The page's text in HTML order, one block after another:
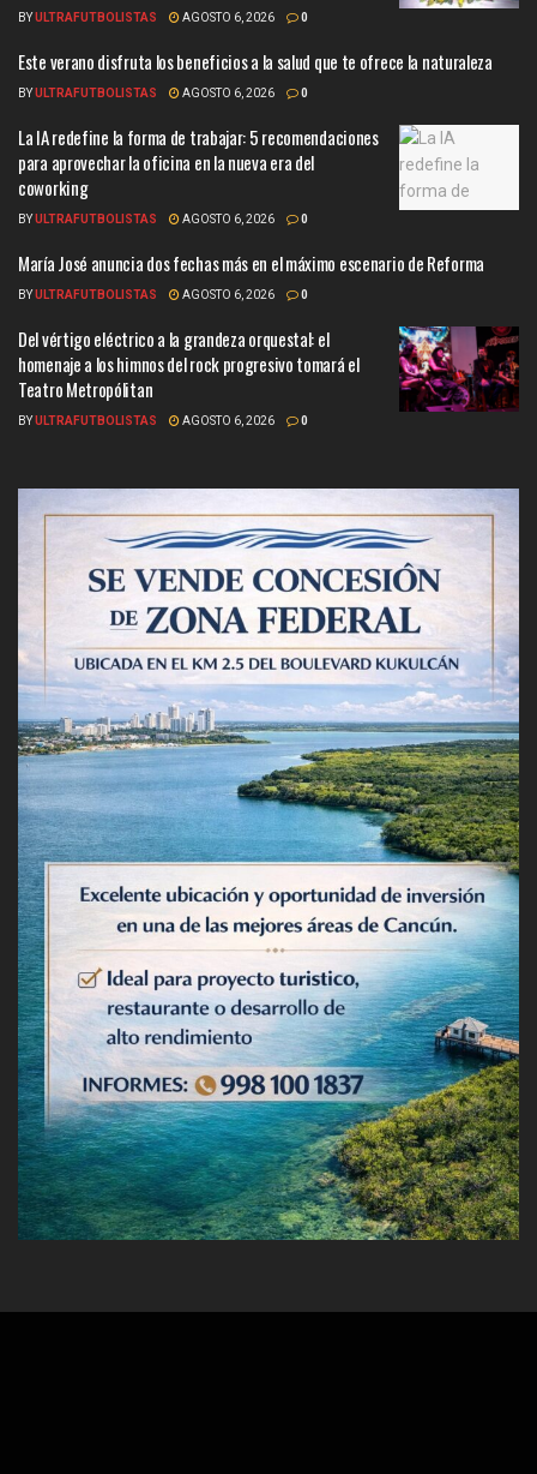
BYULTRAFUTBOLISTAS AGOSTO 6, 2026 0
Este verano disfruta los beneficios a la salud que te ofrece la naturaleza
BYULTRAFUTBOLISTAS AGOSTO 6, 2026 0
La IA redefine la forma de trabajar: 5 recomendaciones
para aprovechar la oficina en la nueva era del
coworking
BYULTRAFUTBOLISTAS AGOSTO 6, 2026 0
María José anuncia dos fechas más en el máximo escenario de Reforma
BYULTRAFUTBOLISTAS AGOSTO 6, 2026 0
Del vértigo eléctrico a la grandeza orquestal: el
homenaje a los himnos del rock progresivo tomará el
Teatro Metropólitan
BYULTRAFUTBOLISTAS AGOSTO 6, 2026 0